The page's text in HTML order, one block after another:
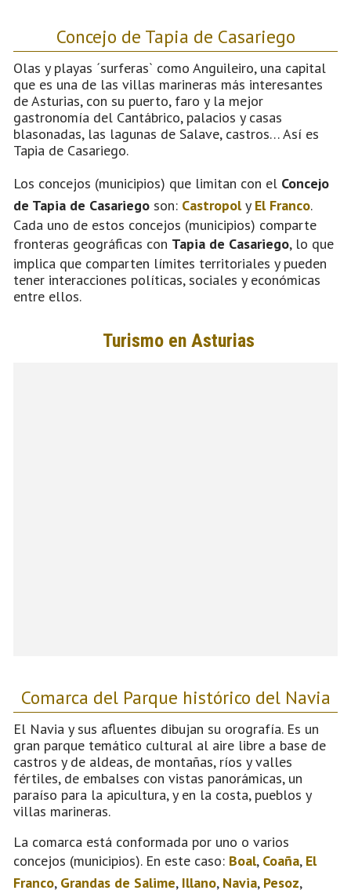
Concejo de Tapia de Casariego
Olas y playas ´surferas` como Anguileiro, una capital
que es una de las villas marineras más interesantes
de Asturias, con su puerto, faro y la mejor
gastronomía del Cantábrico, palacios y casas
blasonadas, las lagunas de Salave, castros… Así es
Tapia de Casariego.
Los concejos (municipios) que limitan con el Concejo
de Tapia de Casariego son: Castropoly El Franco.
Cada uno de estos concejos (municipios) comparte
fronteras geográficas con Tapia de Casariego, lo que
implica que comparten límites territoriales y pueden
tener interacciones políticas, sociales y económicas
entre ellos.
Comarca del Parque histórico del Navia
El Navia y sus afluentes dibujan su orografía. Es un
gran parque temático cultural al aire libre a base de
castros y de aldeas, de montañas, ríos y valles
fértiles, de embalses con vistas panorámicas, un
paraíso para la apicultura, y en la costa, pueblos y
villas marineras.
La comarca está conformada por uno o varios
concejos (municipios). En este caso: Boal, Coaña, El
Franco, Grandas de Salime, Illano, Navia, Pesoz,